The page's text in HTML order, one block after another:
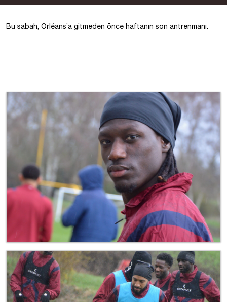
Bu sabah, Orléans’a gitmeden önce haftanın son antrenmanı.